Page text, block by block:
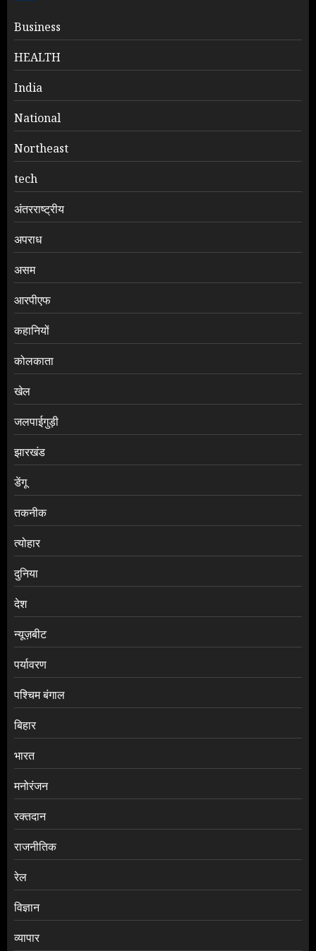
Business
HEALTH
India
National
Northeast
tech
अंतरराष्ट्रीय
अपराध
असम
आरपीएफ
कहानियों
कोलकाता
खेल
जलपाईगुड़ी
झारखंड
डेंगू
तकनीक
त्योहार
दुनिया
देश
न्यूज़बीट
पर्यावरण
पश्चिम बंगाल
बिहार
भारत
मनोरंजन
रक्तदान
राजनीतिक
रेल
विज्ञान
व्यापार